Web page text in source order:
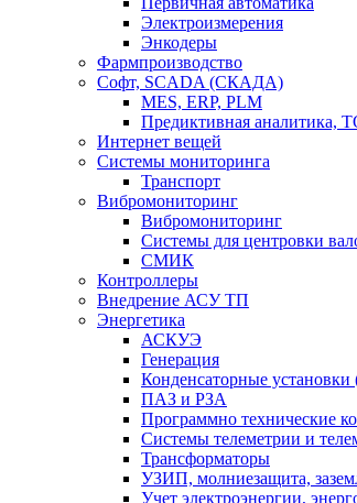
Электроизмерения
Энкодеры
Фармпроизводство
Софт, SCADA (СКАДА)
MES, ERP, PLM
Предиктивная аналитика,
Интернет вещей
Системы мониторинга
Транспорт
Вибромониторинг
Вибромониторинг
Системы для центровки
СМИК
Контроллеры
Внедрение АСУ ТП
Энергетика
АСКУЭ
Генерация
Конденсаторные
ПАЗ и РЗА
Программно технические
Системы телеметрии и
Трансформаторы
УЗИП, молниезащита,
Учет электроэнергии,